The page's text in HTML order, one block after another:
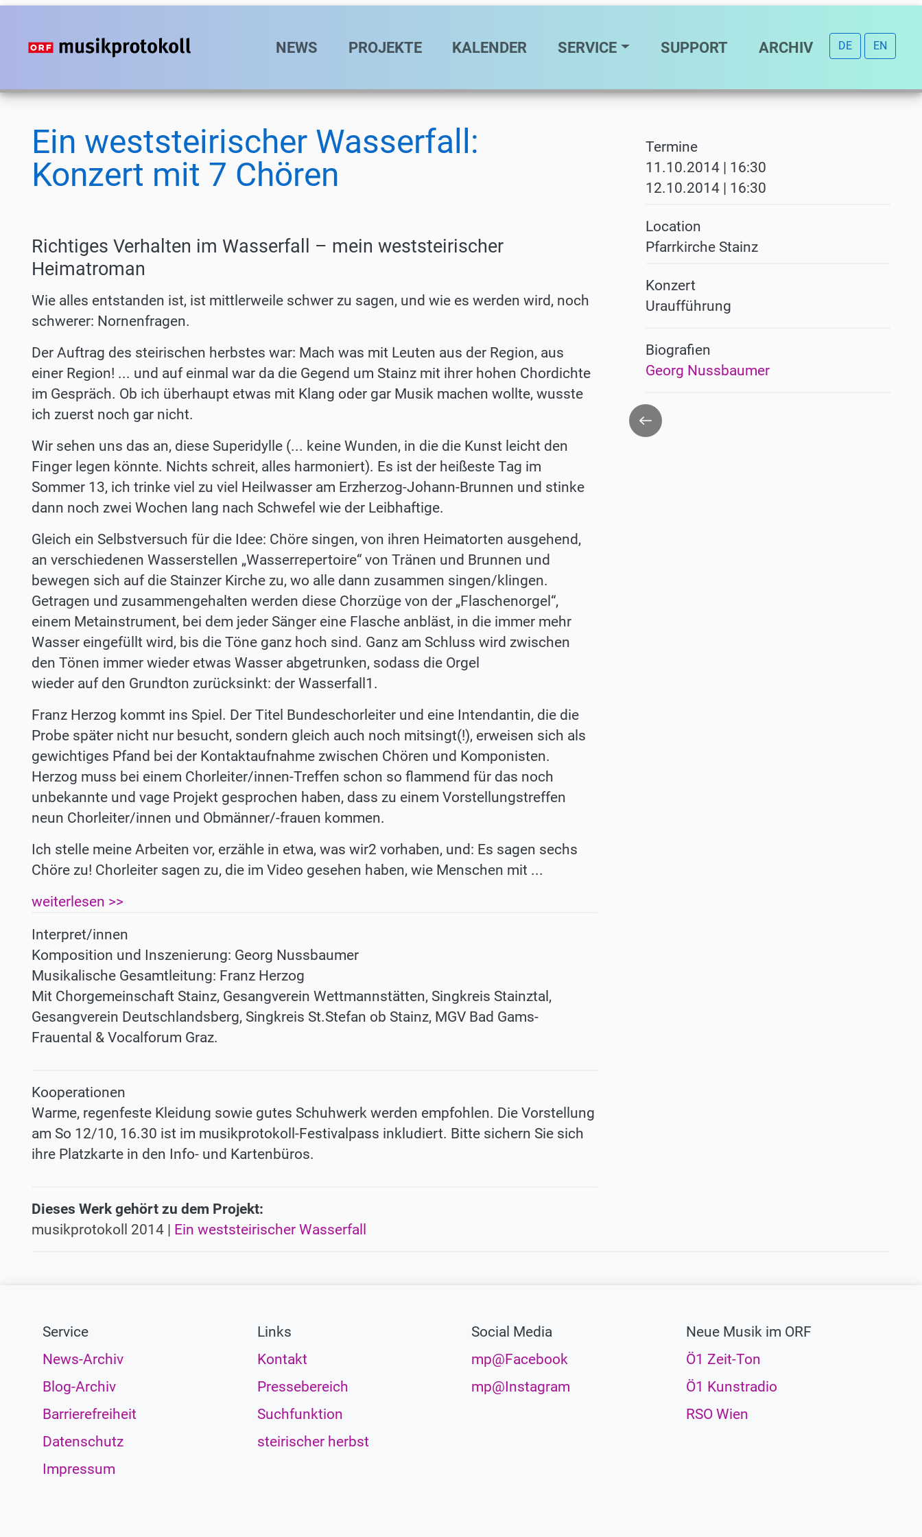
Direkt
Inhalt
Hauptnavigation
NEWS PROJEKTE KALENDER SERVICE SUPPORT ARCHIV DE EN
Ein weststeirischer Wasserfall:
Konzert mit 7 Chören
Richtiges Verhalten im Wasserfall – mein weststeirischer
Heimatroman
Wie alles entstanden ist, ist mittlerweile schwer zu sagen, und wie es werden wird, noch
schwerer: Nornenfragen.
Der Auftrag des steirischen herbstes war: Mach was mit Leuten aus der Region, aus
einer Region! ... und auf einmal war da die Gegend um Stainz mit ihrer hohen Chordichte
im Gespräch. Ob ich überhaupt etwas mit Klang oder gar Musik machen wollte, wusste
ich zuerst noch gar nicht.
Wir sehen uns das an, diese Super­idylle (... keine Wunden, in die die Kunst leicht den
Finger legen könnte. Nichts schreit, alles harmoniert). Es ist der heißeste Tag im
Sommer 13, ich trinke viel zu viel Heilwasser am Erzherzog-Johann-Brunnen und stinke
dann noch zwei Wochen lang nach Schwefel wie der Leibhaftige.
Gleich ein Selbstversuch für die Idee: Chöre singen, von ihren Heimatorten ausgehend,
an verschiedenen Wasserstellen „Wasserrepertoire“ von Tränen und Brunnen und
bewegen sich auf die Stainzer Kirche zu, wo alle dann zusammen singen/klingen.
Getragen und zusammen­gehalten werden diese Chorzüge von der „Flaschenorgel“,
einem Metainstrument, bei dem jeder Sänger eine Flasche anbläst, in die immer mehr
Wasser eingefüllt wird, bis die Töne ganz hoch sind. Ganz am Schluss wird zwischen
den Tönen immer wieder etwas Wasser abgetrunken, sodass die Orgel
wieder auf den Grundton zurücksinkt: der Wasserfall1.
Franz Herzog kommt ins Spiel. Der Titel Bundeschorleiter und eine Intendantin, die die
Probe später nicht nur besucht, sondern gleich auch noch mitsingt(!), erweisen sich als
gewichtiges Pfand bei der Kontakt­aufnahme zwischen Chören und Komponisten.
Herzog muss bei einem Chorleiter/innen-Treffen schon so flammend für das noch
unbekannte und vage Projekt gesprochen haben, dass zu einem Vorstel­lungs­treffen
neun Chorleiter/innen und Obmänner/-frauen kommen.
Ich stelle meine Arbeiten vor, erzähle in etwa, was wir2 vorhaben, und: Es sagen sechs
Chöre zu! Chorleiter sagen zu, die im Video gesehen haben, wie Menschen mit ...
weiterlesen >>
Interpret/innen
Komposition und Inszenierung: Georg Nussbaumer
Musikalische Gesamtleitung: Franz Herzog
Mit Chorgemeinschaft Stainz, Gesangverein Wettmannstätten, Singkreis Stainztal,
Gesangverein Deutschlandsberg, Singkreis St.Stefan ob Stainz, MGV Bad Gams-
Frauental & Vocalforum Graz.
Kooperationen
Warme, regenfeste Kleidung sowie gutes Schuhwerk werden empfohlen. Die Vorstellung
am So 12/10, 16.30 ist im musikprotokoll-Festivalpass inkludiert. Bitte sichern Sie sich
ihre Platzkarte in den Info- und Kartenbüros.
Termine
11.10.2014 | 16:30
12.10.2014 | 16:30
Location
Pfarrkirche Stainz
Konzert
Uraufführung
Biografien
Georg Nussbaumer
Zurück
Dieses Werk gehört zu dem Projekt:
musikprotokoll 2014 | Ein weststeirischer Wasserfall
Service
News-Archiv
Blog-Archiv
Barrierefreiheit
Datenschutz
Impressum
Links
Kontakt
Pressebereich
Suchfunktion
steirischer herbst
Social Media
mp@Facebook
mp@Instagram
Neue Musik im ORF
Ö1 Zeit-Ton
Ö1 Kunstradio
RSO Wien